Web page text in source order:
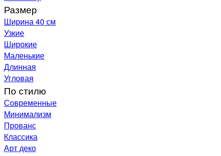
Размер
Ширина 40 см
Узкие
Широкие
Маленькие
Длинная
Угловая
По стилю
Современные
Минимализм
Прованс
Классика
Арт деко